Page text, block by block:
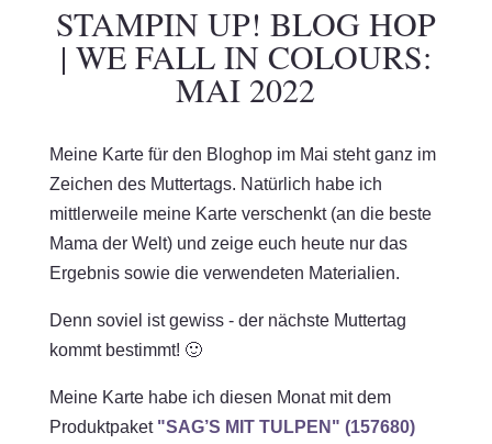
STAMPIN UP! BLOG HOP
| WE FALL IN COLOURS:
MAI 2022
Meine Karte für den Bloghop im Mai steht ganz im
Zeichen des Muttertags. Natürlich habe ich
mittlerweile meine Karte verschenkt (an die beste
Mama der Welt) und zeige euch heute nur das
Ergebnis sowie die verwendeten Materialien.
Denn soviel ist gewiss - der nächste Muttertag
kommt bestimmt! 🙂
Meine Karte habe ich diesen Monat mit dem
Produktpaket "SAG’S MIT TULPEN" (157680)